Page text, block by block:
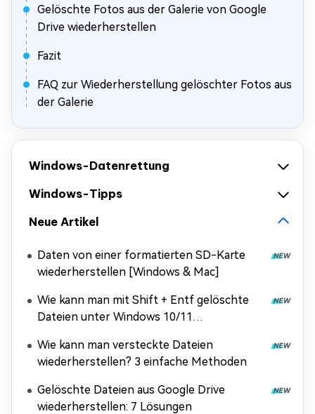
Gelöschte Fotos aus der Galerie von Google
Drive wiederherstellen
Fazit
FAQ zur Wiederherstellung gelöschter Fotos aus
der Galerie
Windows-Datenrettung
Windows-Tipps
Neue Artikel
Daten von einer formatierten SD-Karte
wiederherstellen [Windows & Mac]
Wie kann man mit Shift + Entf gelöschte
Dateien unter Windows 10/11
Wie kann man versteckte Dateien
wiederherstellen? 3 einfache Methoden
Gelöschte Dateien aus Google Drive
wiederherstellen: 7 Lösungen